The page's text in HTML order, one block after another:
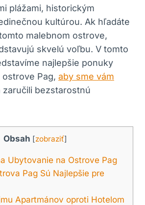
plážami, historickým
kultúrou. Ak hľadáte
malebnom ostrove,
skvelú voľbu. V tomto
najlepšie ponuky
Pag, aby sme vám
zaručili bezstarostnú
Obsah [zobraziť]
Ubytovanie na Ostrove Pag
Pag Sú Najlepšie pre
Apartmánov oproti Hotelom